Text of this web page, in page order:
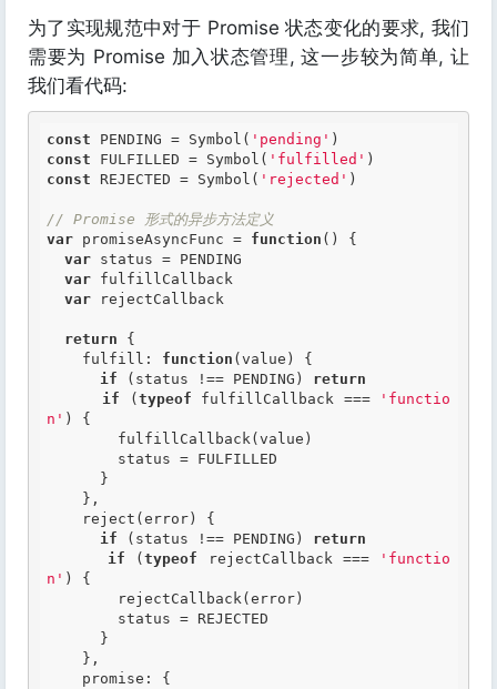
为了实现规范中对于 Promise 状态变化的要求, 我们
需要为 Promise 加入状态管理, 这一步较为简单, 让
我们看代码:
const PENDING = Symbol( 'pending'
const FULFILLED = Symbol( 'fulfilled'
const REJECTED = Symbol( 'rejected' )
// Promise 形式的异步方法定义
var promiseAsyncFunc = function ()
{
var status = PENDING
var fulfillCallback
var rejectCallback
return {
    fulfill:
function (value)
{
if (status !== PENDING) return
if ( typeof fulfillCallback ===
'functio
n' ) {
if (status !== PENDING) return
if (typeof rejectCallback ===
'functio
n' ) {